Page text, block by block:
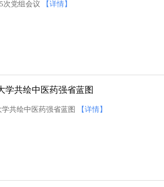
次党组会议 【详情】
学共绘中医药强省蓝图
共绘中医药强省蓝图 【详情】